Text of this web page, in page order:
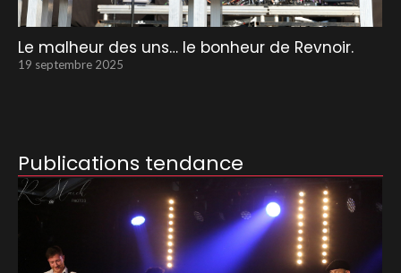
Le malheur des uns… le bonheur de Revnoir.
19 septembre 2025
Publications tendance